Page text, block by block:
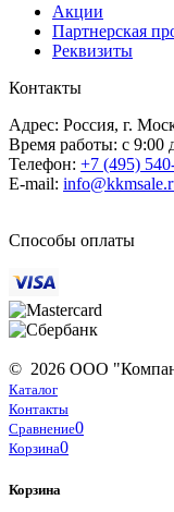
Акции
Партнерская
Реквизиты
Контакты
Адрес: Россия, г.
Время работы: с 9:00
Телефон: +7 (495)
E-mail:
Способы оплаты
© 2026 ООО
Каталог
Контакты
Сравнение0
Корзина0
Корзина